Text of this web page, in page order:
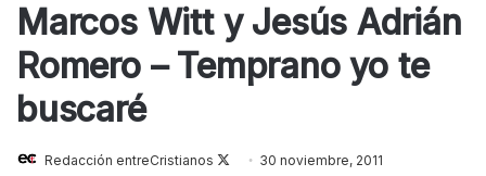
Marcos Witt y Jesús Adrián
Romero – Temprano yo te
buscaré
Redacción entreCristianos
Follow30 noviembre, 2011